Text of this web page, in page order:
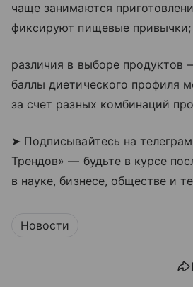
чаще занимаются
фиксируют пищевые привычки;
различия в выборе продуктов
баллы диетического профиля
за счет разных комбинаций
➤ Подписывайтесь на
Трендов» — будьте в курсе
в науке, бизнесе, обществе и
Новости